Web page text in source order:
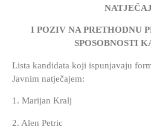
I POZIV NA PRETHODNU
SPOSOBNOSTI
Lista kandidata koji ispunjavaju
Javnim natječajem:
1. Marijan Kralj
2. Alen Petric